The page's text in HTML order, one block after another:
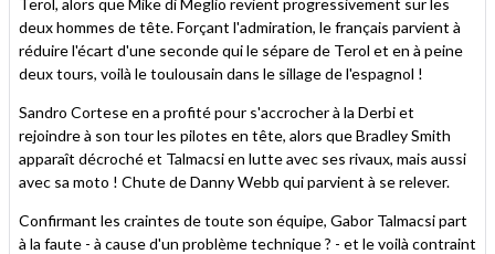
deux hommes de tête. Forçant l'admiration, le français parvient à
réduire l'écart d'une seconde qui le sépare de Terol et en à peine
deux tours, voilà le toulousain dans le sillage de l'espagnol !
Sandro Cortese en a profité pour s'accrocher à la Derbi et
rejoindre à son tour les pilotes en tête, alors que Bradley Smith
apparaît décroché et Talmacsi en lutte avec ses rivaux, mais aussi
avec sa moto ! Chute de Danny Webb qui parvient à se relever.
Confirmant les craintes de toute son équipe, Gabor Talmacsi part
à la faute - à cause d'un problème technique ? - et le voilà contraint